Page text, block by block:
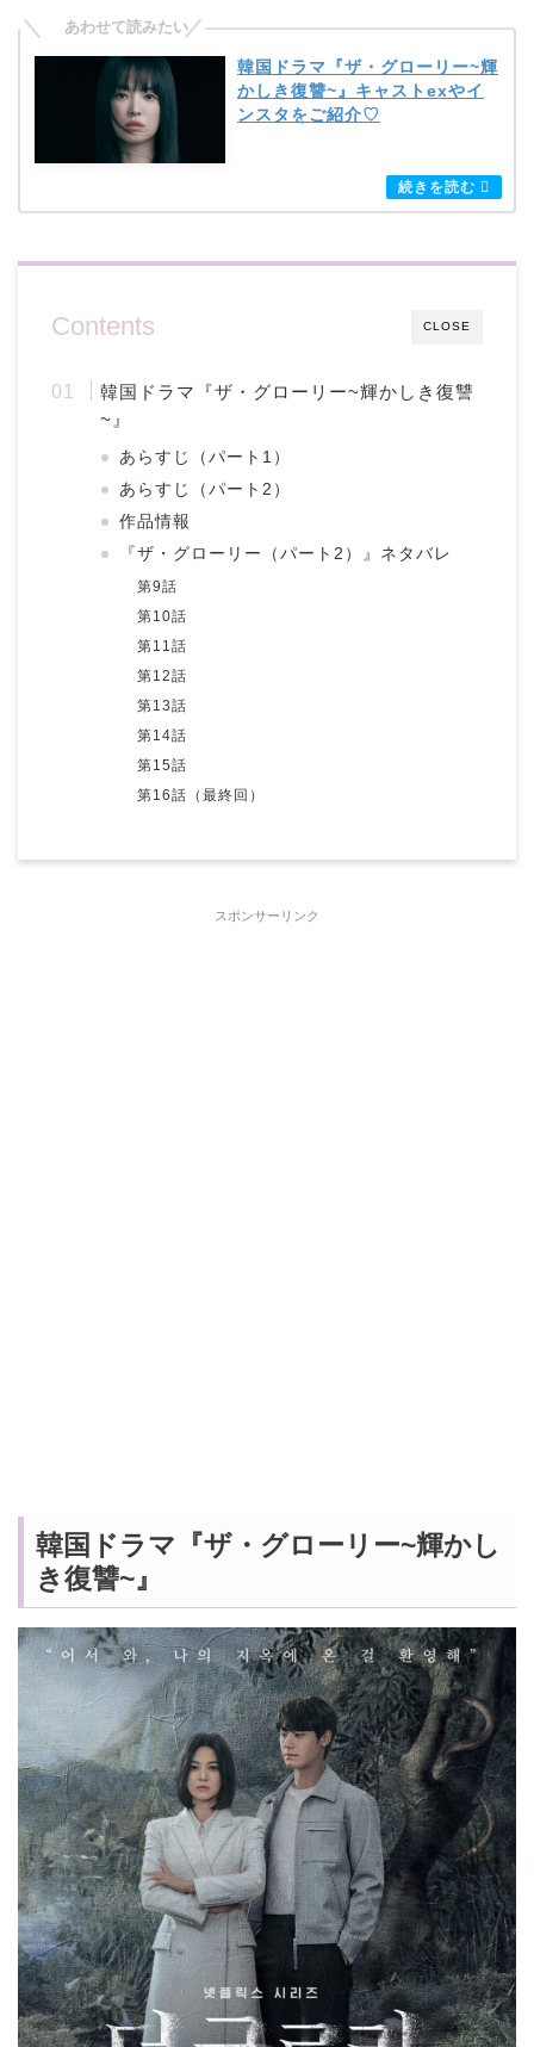
韓国ドラマ『ザ・グローリー~輝
かしき復讐~』キャストexやイ
ンスタをご紹介♡
CLOSE
Contents
韓国ドラマ『ザ・グローリー~輝かしき復讐
~』
あらすじ（パート1）
あらすじ（パート2）
作品情報
『ザ・グローリー（パート2）』ネタバレ
第9話
第10話
第11話
第12話
第13話
第14話
第15話
第16話（最終回）
スポンサーリンク
韓国ドラマ『ザ・グローリー~輝かし
き復讐~』